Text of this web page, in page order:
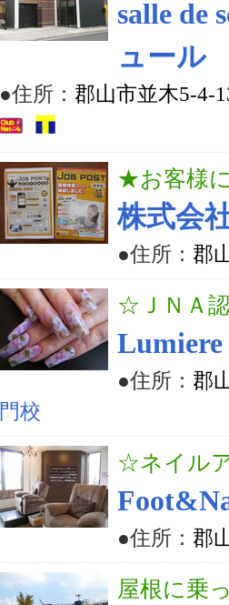
salle
ュール
●住所： 郡山市並木5-4-
★お客様
株式会
●住所： 郡
☆ＪＮＡ
Lumiere
●住所： 郡
門校
☆ネイル
●住所： 郡
屋根に乗